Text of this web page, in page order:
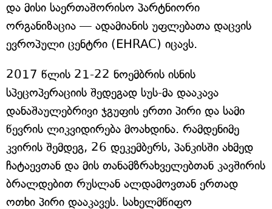
და მისი საერთაშორისო პარტნიორი
ორგანიზაცია — ადამიანის უფლებათა დაცვის
ევროპული ცენტრი (EHRAC) იცავს.
2017 წლის 21-22 ნოემბრის ისნის
სპეცოპერაციის შედეგად სუს-მა დააკავა
დანაშაულებრივი ჯგუფის ერთი პირი და სამი
წევრის ლიკვიდირება მოახდინა. რამდენიმე
კვირის შემდეგ, 26 დეკემბერს, პანკისში ახმედ
ჩატაევთან და მის თანამზრახველებთან კავშირის
ბრალდებით რუსლან ალდამოვთან ერთად
ოთხი პირი დააკავეს. სახელმწიფო